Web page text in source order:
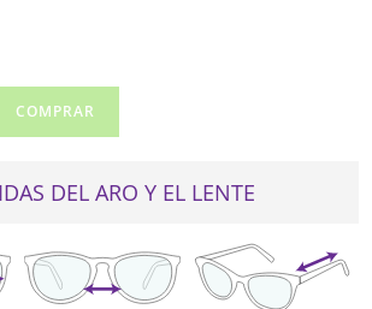
COMPRAR
DEL ARO Y EL LENTE